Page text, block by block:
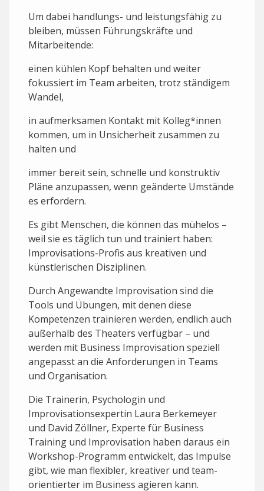
Um dabei handlungs- und leistungsfähig zu
bleiben, müssen Führungskräfte und
Mitarbeitende:
einen kühlen Kopf behalten und weiter
fokussiert im Team arbeiten, trotz ständigem
Wandel,
in aufmerksamen Kontakt mit Kolleg*innen
kommen, um in Unsicherheit zusammen zu
halten und
immer bereit sein, schnelle und konstruktiv
Pläne anzupassen, wenn geänderte Umstände
es erfordern.
Es gibt Menschen, die können das mühelos –
weil sie es täglich tun und trainiert haben:
Improvisations-Profis aus kreativen und
künstlerischen Disziplinen.
Durch Angewandte Improvisation sind die
Tools und Übungen, mit denen diese
Kompetenzen trainieren werden, endlich auch
außerhalb des Theaters verfügbar – und
werden mit Business Improvisation speziell
angepasst an die Anforderungen in Teams
und Organisation.
Die Trainerin, Psychologin und
Improvisationsexpertin Laura Berkemeyer
und David Zöllner, Experte für Business
Training und Improvisation haben daraus ein
Workshop-Programm entwickelt, das Impulse
gibt, wie man flexibler, kreativer und team-
orientierter im Business agieren kann.